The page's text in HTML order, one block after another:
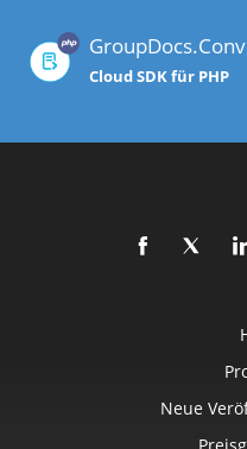
Cloud SDK für PHP
Neue